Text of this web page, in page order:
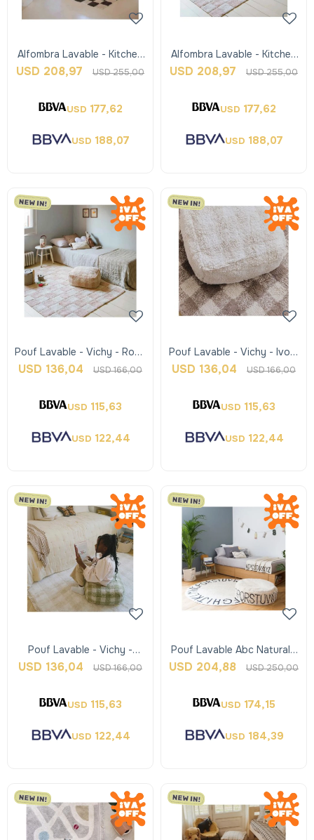
Alfombra Lavable - Kitchen
Tiles - Negro - Lorena
USD 208,97 USD255,00
USD 177,62
USD 188,07
Alfombra Lavable - Kitchen
Tiles - Rosa - Lorena Canals
USD 208,97 USD255,00
USD 177,62
USD 188,07
Pouf Lavable - Vichy - Rosa
- Lorena Canals
USD 136,04 USD166,00
USD 115,63
USD 122,44
Pouf Lavable - Vichy - Ivory
- Lorena Canals
USD 136,04 USD166,00
USD 115,63
USD 122,44
Pouf Lavable - Vichy -
Verde Matcha - Lorena
USD 136,04 USD166,00
USD 115,63
USD 122,44
Pouf Lavable Abc Natural -
Black - Lorena Canals
USD 204,88 USD250,00
USD 174,15
USD 184,39